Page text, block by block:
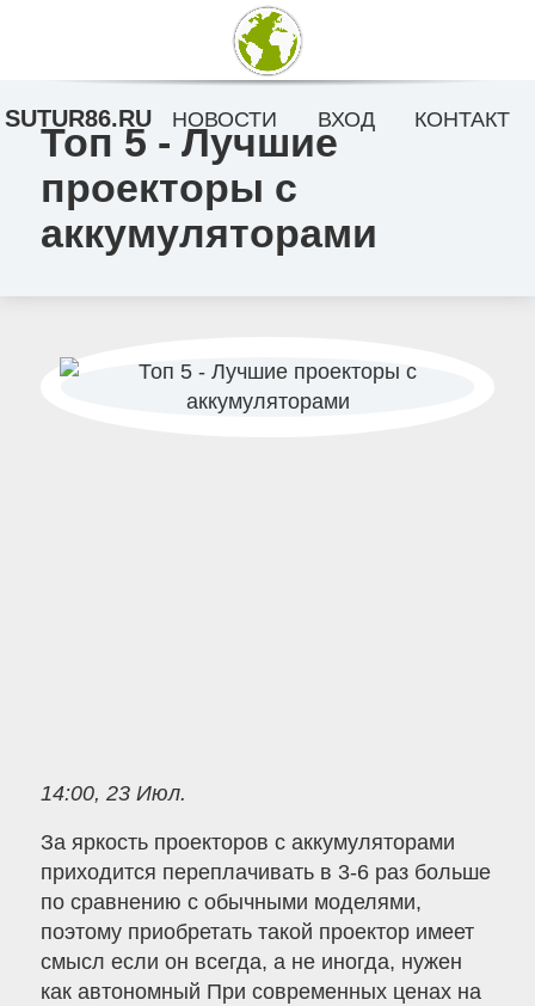
Топ 5 - Лучшие
проекторы с
аккумуляторами
14:00, 23 Июл.
За яркость проекторов с аккумуляторами
приходится переплачивать в 3-6 раз больше
по сравнению с обычными моделями,
поэтому приобретать такой проектор имеет
смысл если он всегда, а не иногда, нужен
как автономный При современных ценах на
SUTUR86.RU НОВОСТИ ВХОД КОНТАКТ